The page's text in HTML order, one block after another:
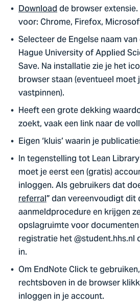
Downloadde browser
voor: Chrome, Firefox,
Selecteer de Engelse naam
Hague University of Applied
Save. Na installatie zie je het
browser staan (eventueel
vastpinnen).
Heeft een grote dekking
zoekt, vaak een link naar de
Eigen ‘kluis’ waarin je
In tegenstelling tot Lean
moet je eerst een (gratis)
inloggen. Als gebruikers dat
referral” dan vereenvoudigt dit
aanmeldprocedure en krijgen
opslagruimte voor
registratie het @student.hhs.nl
in.
Om EndNote Click te
rechtsboven in de browser
inloggen in je account.